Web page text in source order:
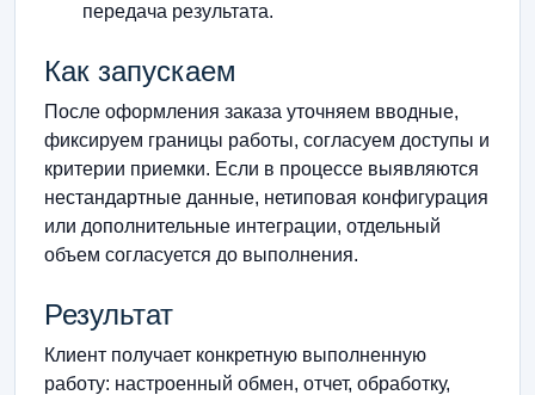
передача результата.
Как запускаем
После оформления заказа уточняем вводные,
фиксируем границы работы, согласуем доступы и
критерии приемки. Если в процессе выявляются
нестандартные данные, нетиповая конфигурация
или дополнительные интеграции, отдельный
объем согласуется до выполнения.
Результат
Клиент получает конкретную выполненную
работу: настроенный обмен, отчет, обработку,